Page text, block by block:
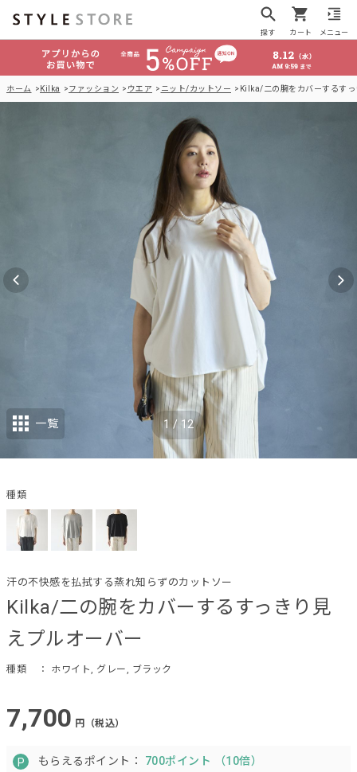
探す カート メニュー
ホーム Kilka ファッション ウエア ニット/カットソー Kilka/二の腕をカバーするす
Kilka/二の腕をカバーするすっきり見
えプルオーバー
汗の不快感を払拭する蒸れ知らずのカットソー
種類 ： ホワイト, グレー, ブラック
7,700 円（税込）
もらえるポイント： 700ポイント （10倍）
1 / 12
一覧
種類